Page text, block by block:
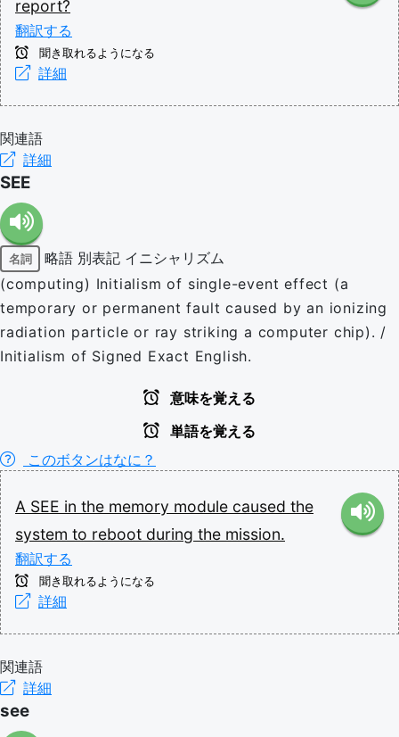
report?
翻訳する
聞き取れるようになる
詳細
関連語
詳細
SEE
名詞 略語 別表記 イニシャリズム
(computing) Initialism of single-event effect (a
temporary or permanent fault caused by an ionizing
radiation particle or ray striking a computer chip). /
Initialism of Signed Exact English.
意味を覚える
単語を覚える
このボタンはなに？
A SEE in the memory module caused the
system to reboot during the mission.
翻訳する
聞き取れるようになる
詳細
関連語
詳細
see